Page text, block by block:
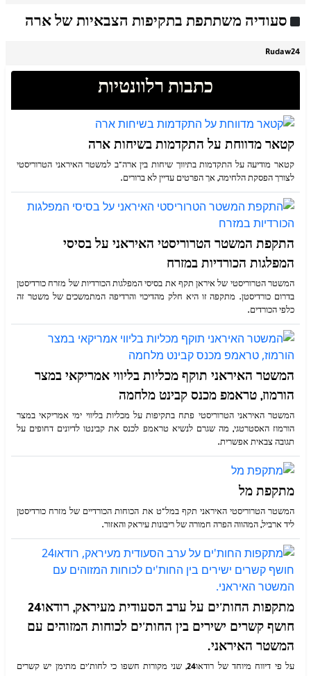
סעודיה משתתפת בתקיפות הצבאיות של ארה
Rudaw24
כתבות רלוונטיות
קטאר מדווחת על התקדמות בשיחות ארה
קטאר מודיעה על התקדמות בתיווך שיחות בין ארה"ב למשטר האיראני הטרוריסטי
לצורך הפסקת הלחימה, אך הפרטים עדיין לא ברורים.
התקפת המשטר הטרוריסטי האיראני על בסיסי
המפלגות הכורדיות במזרח
המשטר הטרוריסטי של איראן תקף את בסיסי המפלגות הכורדיות של מזרח כורדיסטן
בדרום כורדיסטן. מתקפה זו היא חלק מהדיכוי והרדיפה המתמשכים של משטר זה
כלפי הכורדים.
המשטר האיראני תוקף מכליות בליווי אמריקאי במצר
הורמוז, טראמפ מכנס קבינט מלחמה
המשטר האיראני הטרוריסטי פתח בתקיפות על מכליות בליווי ימי אמריקאי במצר
הורמוז האסטרטגי, מה שגרם לנשיא טראמפ לכנס את קבינטו לדיונים דחופים על
תגובה צבאית אפשרית.
מתקפת מל
המשטר הטרוריסטי האיראני תקף במל"ט את הכוחות הכורדיים של מזרח כורדיסטן
ליד ארביל, המהווה הפרה חמורה של ריבונות עיראק והאזור.
מתקפות החות'ים על ערב הסעודית מעיראק, רודאו24
חושף קשרים ישירים בין החות'ים לכוחות המזוהים עם
המשטר האיראני.
על פי דיווח מיוחד של רודאו24, שני מקורות חשפו כי לחות'ים מתימן יש קשרים